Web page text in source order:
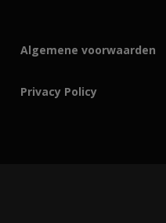
Algemene voorwaarden
Privacy Policy